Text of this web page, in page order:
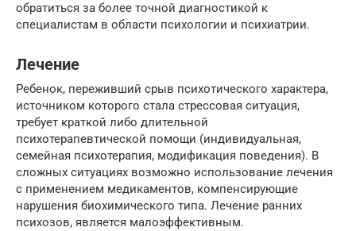
обратиться за более точной диагностикой к
специалистам в области психологии и психиатрии.
Лечение
Ребенок, переживший срыв психотического характера,
источником которого стала стрессовая ситуация,
требует краткой либо длительной
психотерапевтической помощи (индивидуальная,
семейная психотерапия, модификация поведения). В
сложных ситуациях возможно использование лечения
с применением медикаментов, компенсирующие
нарушения биохимического типа. Лечение ранних
психозов, является малоэффективным.